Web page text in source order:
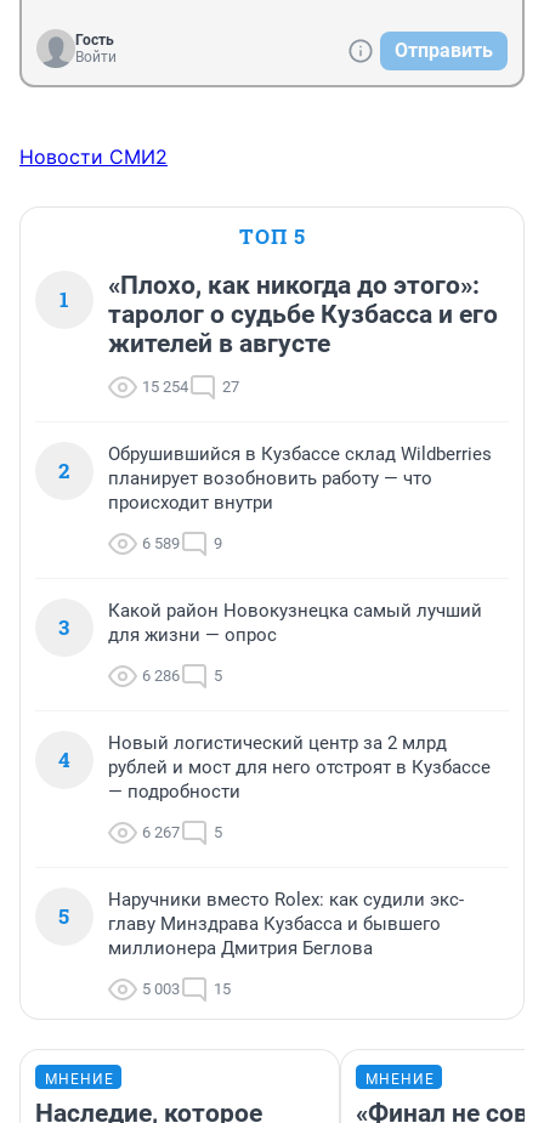
Гость
Войти
Отправить
Новости СМИ2
ТОП 5
1
«Плохо, как никогда до этого»:
таролог о судьбе Кузбасса и его
жителей в августе
15 254 27
2
Обрушившийся в Кузбассе склад Wildberries
планирует возобновить работу — что
происходит внутри
6 589 9
3
Какой район Новокузнецка самый лучший
для жизни — опрос
6 286 5
4
Новый логистический центр за 2 млрд
рублей и мост для него отстроят в Кузбассе
— подробности
6 267 5
5
Наручники вместо Rolex: как судили экс-
главу Минздрава Кузбасса и бывшего
миллионера Дмитрия Беглова
5 003 15
МНЕНИЕ
Наследие, которое
МНЕНИЕ
«Финал не